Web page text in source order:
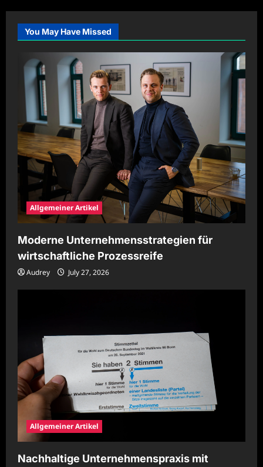
You May Have Missed
Allgemeiner Artikel
Moderne Unternehmensstrategien für
wirtschaftliche Prozessreife
Audrey July 27, 2026
Allgemeiner Artikel
Nachhaltige Unternehmenspraxis mit